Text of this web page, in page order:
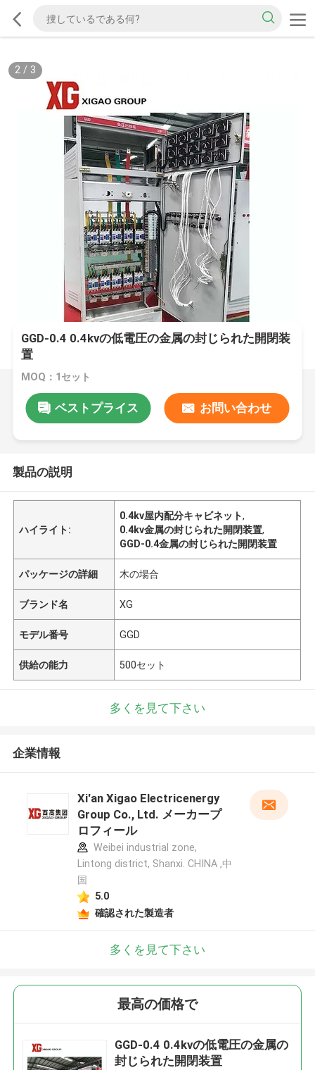
2/ 3
GGD-0.4 0.4kvの低電圧の金属の封じられた開閉装
置
MOQ：1セット
ベストプライス お問い合わせ
製品の説明
ハイライト:
0.4kv屋内配分キャビネット,
0.4kv金属の封じられた開閉装置,
GGD-0.4金属の封じられた開閉装置
パッケージの詳細 木の場合
ブランド名 XG
モデル番号 GGD
供給の能力 500セット
多くを見て下さい
企業情報
Xi'an Xigao Electricenergy
Group Co., Ltd. メーカープ
ロフィール
Weibei industrial zone,
Lintong district, Shanxi. CHINA ,中
国
5.0
確認された製造者
多くを見て下さい
最高の価格で
GGD-0.4 0.4kvの低電圧の金属の
封じられた開閉装置